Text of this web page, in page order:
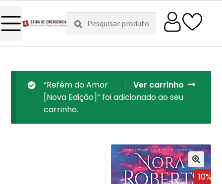
Pesquisar
por:
Pesquisa
Ver carrinho
“Refém do Amor
[Nova Edição]” foi adicionado ao seu
carrinho.
10%